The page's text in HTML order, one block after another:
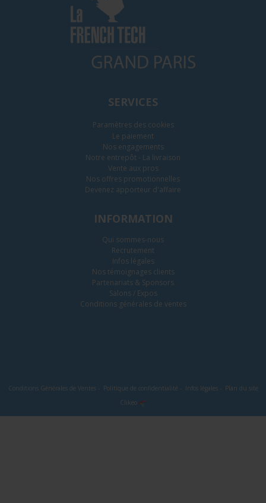
SERVICES
Paramètres des cookies
Le paiement
Nos engagements
Notre entrepôt - La livraison
Vente aux pros
Nos offres promotionnelles
Devenez apporteur d'affaire
INFORMATION
Qui sommes-nous
Recrutement
Infos légales
Nos témoignages clients
Partenariats & Sponsors
Salons / Expos
Conditions générales de ventes
Conditions Générales de Ventes- Politique de confidentialité - Infos légales- Plan du site
Clikeo